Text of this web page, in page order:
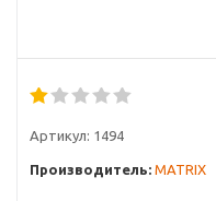
Артикул: 1494
Производитель: MATRIX